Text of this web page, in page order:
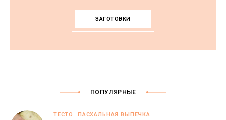
ЗАГОТОВКИ
ПОПУЛЯРНЫЕ
ТЕСТО ПАСХАЛЬНАЯ ВЫПЕЧКА